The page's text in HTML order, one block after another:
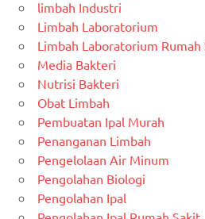
limbah Industri
Limbah Laboratorium
Limbah Laboratorium Rumah
Media Bakteri
Nutrisi Bakteri
Obat Limbah
Pembuatan Ipal Murah
Penanganan Limbah
Pengelolaan Air Minum
Pengolahan Biologi
Pengolahan Ipal